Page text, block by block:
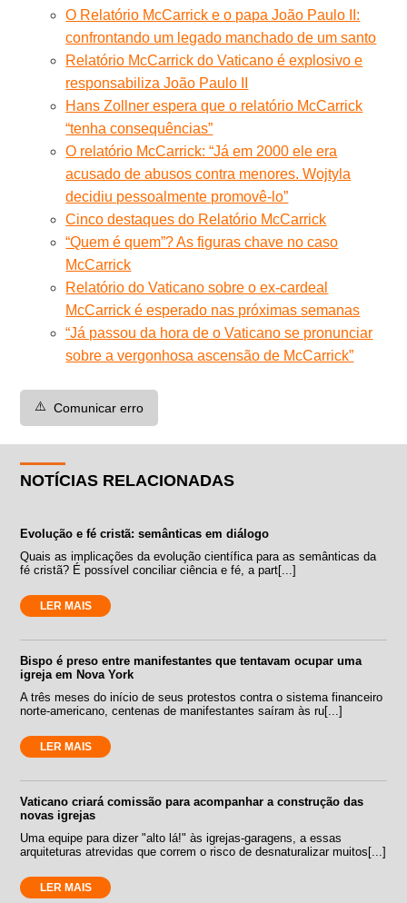
O Relatório McCarrick e o papa João Paulo II:
confrontando um legado manchado de um santo
Relatório McCarrick do Vaticano é explosivo e
responsabiliza João Paulo II
Hans Zollner espera que o relatório McCarrick
“tenha consequências”
O relatório McCarrick: “Já em 2000 ele era
acusado de abusos contra menores. Wojtyla
decidiu pessoalmente promovê-lo”
Cinco destaques do Relatório McCarrick
“Quem é quem”? As figuras chave no caso
McCarrick
Relatório do Vaticano sobre o ex-cardeal
McCarrick é esperado nas próximas semanas
“Já passou da hora de o Vaticano se pronunciar
sobre a vergonhosa ascensão de McCarrick”
⚠️ Comunicar erro
NOTÍCIAS RELACIONADAS
Evolução e fé cristã: semânticas em diálogo
Quais as implicações da evolução científica para as semânticas da
fé cristã? É possível conciliar ciência e fé, a part[...]
LER MAIS
Bispo é preso entre manifestantes que tentavam ocupar uma
igreja em Nova York
A três meses do início de seus protestos contra o sistema financeiro
norte-americano, centenas de manifestantes saíram às ru[...]
LER MAIS
Vaticano criará comissão para acompanhar a construção das
novas igrejas
Uma equipe para dizer "alto lá!" às igrejas-garagens, a essas
arquiteturas atrevidas que correm o risco de desnaturalizar muitos[...]
LER MAIS